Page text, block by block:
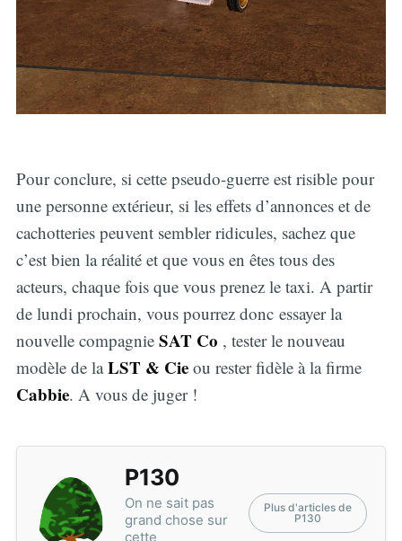
Pour conclure, si cette pseudo-guerre est risible pour
une personne extérieur, si les effets d’annonces et de
cachotteries peuvent sembler ridicules, sachez que
c’est bien la réalité et que vous en êtes tous des
acteurs, chaque fois que vous prenez le taxi. A partir
de lundi prochain, vous pourrez donc essayer la
nouvelle compagnie SAT Co , tester le nouveau
modèle de laLST & Cieou rester fidèle à la firme
Cabbie. A vous de juger !
P130
On ne sait pas
grand chose sur
cette
Plus d'articles de
P130